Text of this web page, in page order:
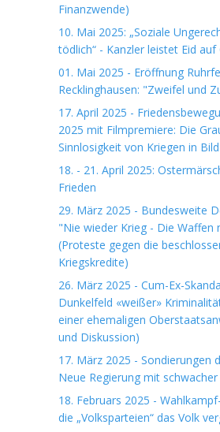
Finanzwende)
10. Mai 2025: „Soziale
tödlich“ - Kanzler leistet Eid
01. Mai 2025 - Eröffnung
Recklinghausen: "Zweifel und
17. April 2025 -
2025 mit Filmpremiere: Die
Sinnlosigkeit von Kriegen in
18. - 21. April 2025:
Frieden
29. März 2025 - Bundesweite
"Nie wieder Krieg - Die Waffen
(Proteste gegen die
Kriegskredite)
26. März 2025 - Cum-Ex-
Dunkelfeld «weißer»
einer ehemaligen
und Diskussion)
17. März 2025 - Sondierungen
Neue Regierung mit
18. Februars 2025 -
die „Volksparteien“ das Volk